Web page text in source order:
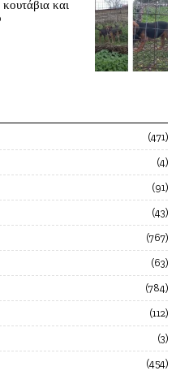
και
471
4
91
43
767
63
784
112
3
454